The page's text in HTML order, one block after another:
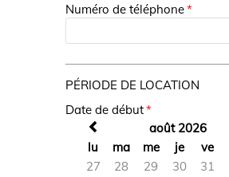
Numéro de téléphone*
PÉRIODE DE LOCATION
Date de début*
 août 2026
lu ma me je ve
27
28 29 30 31